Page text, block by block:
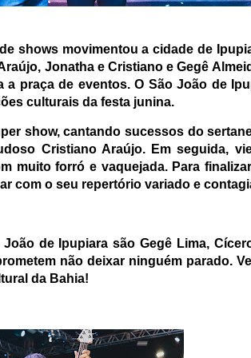
shows movimentou a cidade de
Jonatha e Cristiano e Gegê
praça de eventos. O São João de
culturais da festa junina.
show, cantando sucessos do
Cristiano Araújo. Em seguida,
muito forró e vaquejada. Para
com o seu repertório variado e
de Ipupiara são Gegê Lima,
não deixar ninguém parado.
da Bahia!